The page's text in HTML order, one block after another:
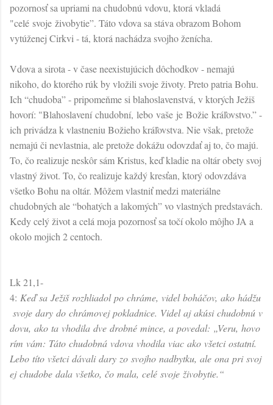
pozornosť sa upriami na chudobnú vdovu, ktorá vkladá
"celé svoje živobytie”. Táto vdova sa stáva obrazom Bohom
vytúženej Cirkvi - tá, ktorá nachádza svojho ženícha.
Vdova a sirota - v čase neexistujúcich dôchodkov - nemajú
nikoho, do ktorého rúk by vložili svoje životy. Preto patria Bohu.
Ich “chudoba” - pripomeňme si blahoslavenstvá, v ktorých Ježiš
hovorí: "Blahoslavení chudobní, lebo vaše je Božie kráľovstvo.” -
ich privádza k vlastneniu Božieho kráľovstva. Nie však, pretože
nemajú či nevlastnia, ale pretože dokážu odovzdať aj to, čo majú.
To, čo realizuje neskôr sám Kristus, keď kladie na oltár obety svoj
vlastný život. To, čo realizuje každý kresťan, ktorý odovzdáva
všetko Bohu na oltár. Môžem vlastniť medzi materiálne
chudobných ale “bohatých a lakomých” vo vlastných predstavách.
Kedy celý život a celá moja pozornosť sa točí okolo môjho JA a
okolo mojich 2 centoch.
Lk 21,1-
4: Keď sa Ježiš rozhliadol po chráme, videl boháčov, ako hádžu
svoje dary do chrámovej pokladnice. Videl aj akúsi chudobnú v
dovu, ako ta vhodila dve drobné mince, a povedal: „Veru, hovo
rím vám: Táto chudobná vdova vhodila viac ako všetci ostatní.
Lebo títo všetci dávali dary zo svojho nadbytku, ale ona pri svoj
ej chudobe dala všetko, čo mala, celé svoje živobytie.“